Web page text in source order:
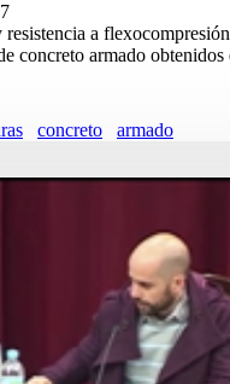
a
concreto armado obtenidos
concreto armado